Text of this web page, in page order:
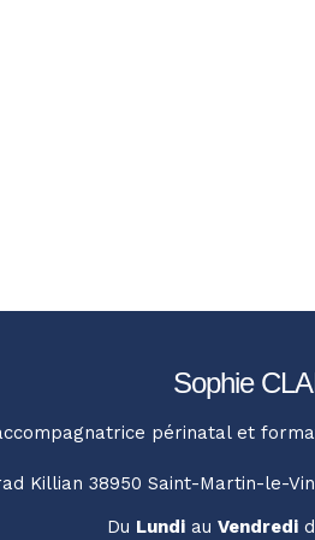
Sophie
périnatal et
Killian 38950 Saint-Martin-le-
Du Lundi au Vendredi